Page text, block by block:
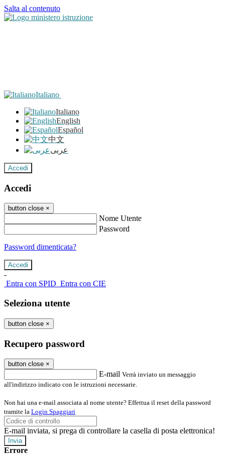
Salta al contenuto
Italiano
Italiano
English
Español
中文
عربى
Accedi
Accedi
button close ×
Nome Utente
Password
Password dimenticata?
-
Entra con SPID Entra con CIE
Seleziona utente
button close ×
Recupero password
button close ×
E-mail Verrà inviato un messaggio
all'indirizzo indicato con le istruzioni necessarie.
Non hai una e-mail associata al nome utente? Effettua il reset della password
tramite la Login Spaggiari
E-mail inviata, si prega di controllare la casella di posta elettronica!
Errore